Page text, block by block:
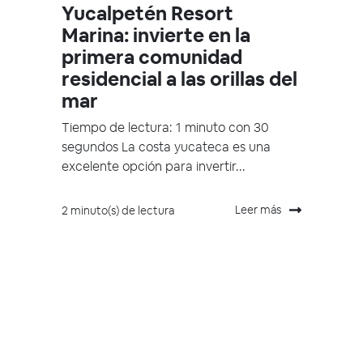
Yucalpetén Resort
Marina: invierte en la
primera comunidad
residencial a las orillas del
mar
Tiempo de lectura: 1 minuto con 30
segundos La costa yucateca es una
excelente opción para invertir...
2 minuto(s) de lectura Leer más